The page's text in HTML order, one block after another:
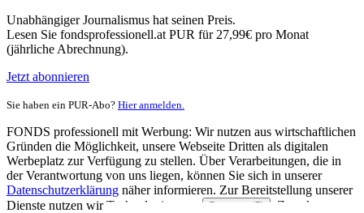
Unabhängiger Journalismus hat seinen Preis.
Lesen Sie fondsprofessionell.at PUR für 27,99€ pro Monat
(jährliche Abrechnung).
Jetzt abonnieren
Sie haben ein PUR-Abo? Hier anmelden.
FONDS professionell mit Werbung: Wir nutzen aus wirtschaftlichen
Gründen die Möglichkeit, unsere Webseite Dritten als digitalen
Werbeplatz zur Verfügung zu stellen. Über Verarbeitungen, die in
der Verantwortung von uns liegen, können Sie sich in unserer
Datenschutzerklärung näher informieren. Zur Bereitstellung unserer
Dienste nutzen wir Technologien von
Partnern (5)
. Zwecke: